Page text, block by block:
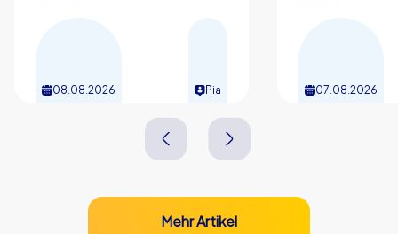
08.08.2026 Pia 07.08.2026
Mehr Artikel